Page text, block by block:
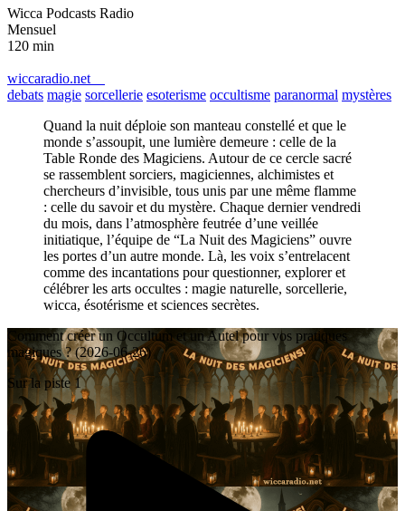
Wicca Podcasts Radio
Mensuel
120 min
wiccaradio.net
debats magie sorcellerie esoterisme occultisme paranormal mystères
Quand la nuit déploie son manteau constellé et que le
monde s’assoupit, une lumière demeure : celle de la
Table Ronde des Magiciens. Autour de ce cercle sacré
se rassemblent sorciers, magiciennes, alchimistes et
chercheurs d’invisible, tous unis par une même flamme
: celle du savoir et du mystère. Chaque dernier vendredi
du mois, dans l’atmosphère feutrée d’une veillée
initiatique, l’équipe de “La Nuit des Magiciens” ouvre
les portes d’un autre monde. Là, les voix s’entrelacent
comme des incantations pour questionner, explorer et
célébrer les arts occultes : magie naturelle, sorcellerie,
wicca, ésotérisme et sciences secrètes.
Comment créer un Occultum et un Autel pour vos pratiques
magiques ? (2026-06-26)
Sur la piste 1